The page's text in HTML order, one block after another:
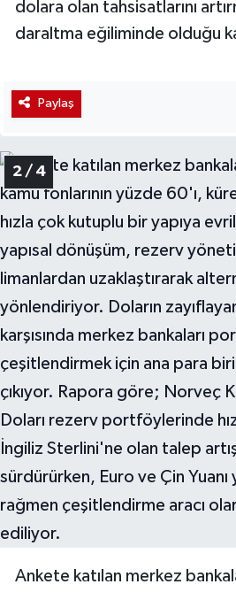
dolara olan tahsisatlarını
daraltma eğiliminde olduğu
Paylaş
2 / 4
Ankete katılan merkez